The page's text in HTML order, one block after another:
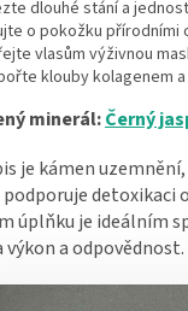
dlouhé stání a
o pokožku přírodními
vlasům výživnou
klouby kolagenem
minerál:Černý
je kámen
detoxikaci
úplňku je ideálním
a odpovědnost.